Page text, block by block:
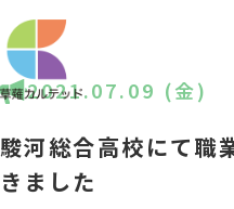
2021.07.09 (金)
駿河総合高校にて職
きました